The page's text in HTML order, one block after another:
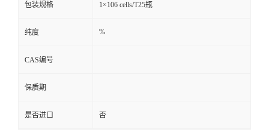
包装规格 1×106 cells/T25瓶
纯度 %
CAS编号
保质期
是否进口 否